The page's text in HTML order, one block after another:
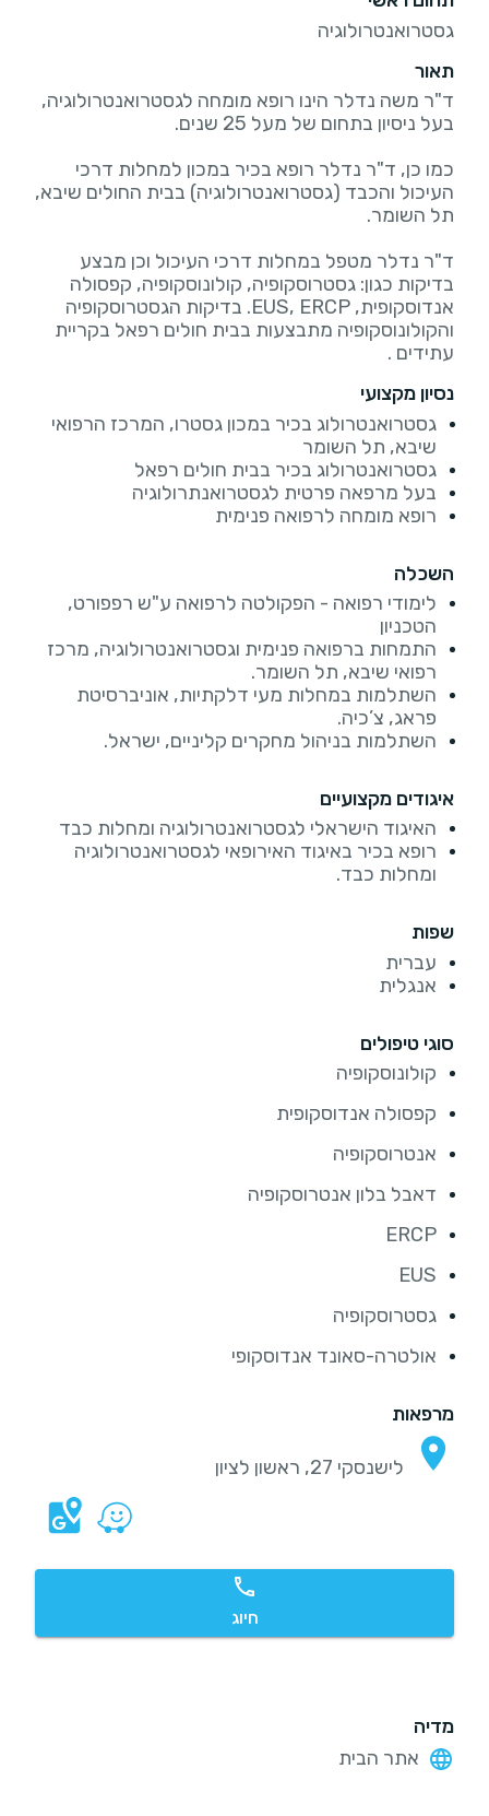
גסטרואנטרולוגיה
תאור
ד"ר משה נדלר הינו רופא מומחה לגסטרואנטרולוגיה,
כמו כן, ד"ר נדלר רופא בכיר במכון למחלות דרכי
העיכול והכבד (גסטרואנטרולוגיה) בבית החולים שיבא,
ד"ר נדלר מטפל במחלות דרכי העיכול וכן מבצע
בדיקות כגון: גסטרוסקופיה, קולונוסקופיה, קפסולה
אנדוסקופית, EUS, ERCP. בדיקות הגסטרוסקופיה
והקולונוסקופיה מתבצעות בבית חולים רפאל בקריית
עתידים .
נסיון מקצועי
גסטרואנטרולוג בכיר במכון גסטרו, המרכז הרפואי
שיבא, תל השומר
גסטרואנטרולוג בכיר בבית חולים רפאל
בעל מרפאה פרטית לגסטרואנתרולוגיה
רופא מומחה לרפואה פנימית
השכלה
לימודי רפואה - הפקולטה לרפואה ע"ש רפפורט,
הטכניון
התמחות ברפואה פנימית וגסטרואנטרולוגיה, מרכז
רפואי שיבא, תל השומר.
השתלמות במחלות מעי דלקתיות, אוניברסיטת
פראג, צ’כיה.
השתלמות בניהול מחקרים קליניים, ישראל.
איגודים מקצועיים
האיגוד הישראלי לגסטרואנטרולוגיה ומחלות כבד
רופא בכיר באיגוד האירופאי לגסטרואנטרולוגיה
ומחלות כבד.
שפות
עברית
אנגלית
סוגי טיפולים
קולונוסקופיה
קפסולה אנדוסקופית
אנטרוסקופיה
דאבל בלון אנטרוסקופיה
ERCP
EUS
גסטרוסקופיה
אולטרה-סאונד אנדוסקופי
מרפאות
לישנסקי 27, ראשון לציון
חיוג
מדיה
אתר הבית